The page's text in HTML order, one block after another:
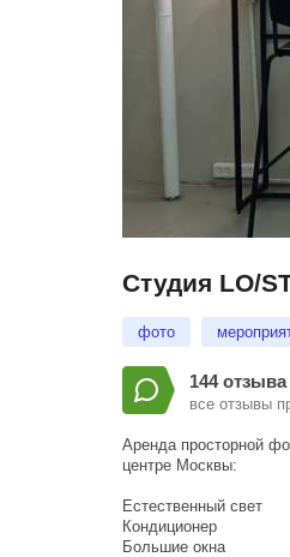
Студия LO/
фото
144 отзыва
все отзывы
Аренда просторной
центре Москвы:
Естественный свет
Кондиционер
Большие окна